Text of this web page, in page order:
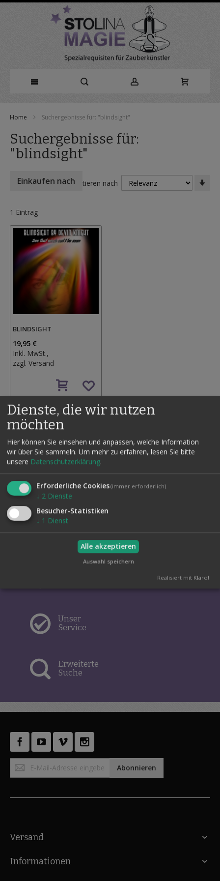
zum
Inhalt
Home Suchergebnisse für: "blindsight"
Suchergebnisse für:
"blindsight"
1 Eintrag
Sortieren nach
BLINDSIGHT
19,95 €
Inkl. MwSt.,
zzgl. Versand
den
Wunschzettel
Einkaufen nach
Bestellungen und
Rücksendungen
Widerruf
Unser
Service
Erweiterte
Suche
Anmeldung
zum
Abonnieren
Versand
Informationen
Dienste, die wir nutzen
möchten
Hier können Sie einsehen und anpassen, welche Information
wir über Sie sammeln. Um mehr zu erfahren, lesen Sie bitte
unsere Datenschutzerklärung.
Erforderliche Cookies(immer erforderlich)
↓ 2 Dienste
Besucher-Statistiken
↓ 1 Dienst
Alle akzeptieren
Auswahl speichern
Realisiert mit Klaro!